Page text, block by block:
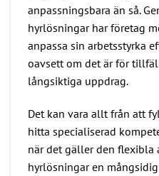
anpassningsbara än så.
hyrlösningar har företag
anpassa sin arbetsstyrka
oavsett om det är för
långsiktiga uppdrag.
Det kan vara allt från att
hitta specialiserad
när det gäller den flexibla
hyrlösningar en